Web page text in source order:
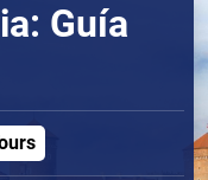
Guía